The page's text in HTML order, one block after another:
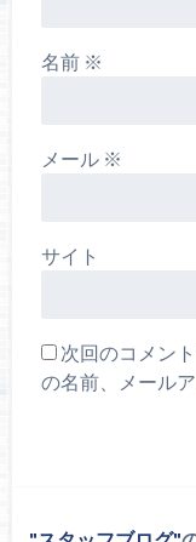
名前 ※
メール ※
サイト
次回のコメン
の名前、メール